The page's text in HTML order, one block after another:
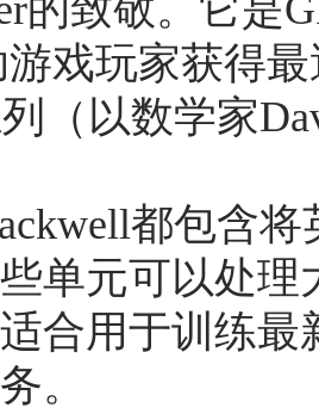
的致敬。它是
游戏玩家获得
（以数学家
都包含
单元可以处
合用于训练
。